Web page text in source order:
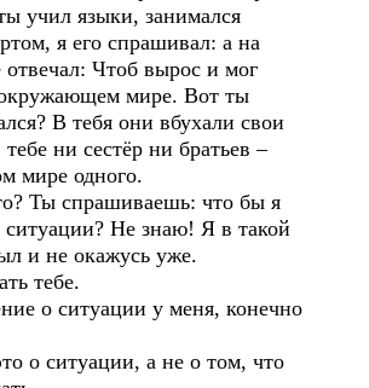
учил языки, занимался
я его спрашивал: а на
Чтоб вырос и мог
окружающем мире. Вот ты
В тебя они вбухали свои
ни сестёр ни братьев –
мире одного.
что бы я
ситуации? Не знаю! Я в такой
и не окажусь уже.
у меня, конечно
а не о том, что